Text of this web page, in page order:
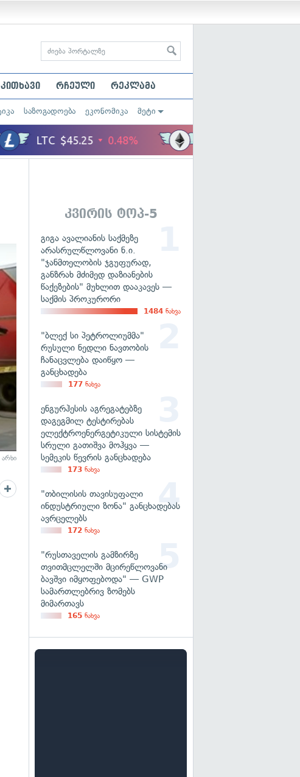
რჩეული რეკლამა
საზოგადოება ეკონომიკა მეტი
კვირის ტოპ-5
გიგა ავალიანის საქმეზე
არასრულწლოვანი ნ.ი.
"ჯანმთელობის ჯგუფურად,
განზრახ მძიმედ დაზიანების
წაქეზების" მუხლით დააკავეს —
საქმის პროკურორი
1484 ნახვა
"ბლექ სი პეტროლიუმმა"
რუსული ნედლი ნავთობის
ჩანაცვლება დაიწყო —
განცხადება
177 ნახვა
ენგურჰესის აგრეგატებზე
დაგეგმილ ტესტირებას
ელექტროენერგეტიკული სისტემის
სრული გათიშვა მოჰყვა —
სემეკის წევრის განცხადება
173 ნახვა
"თბილისის თავისუფალი
ინდუსტრიული ზონა" განცხადებას
ავრცელებს
172 ნახვა
"რუსთაველის გამზირზე
თვითმცლელში მცირეწლოვანი
ბავშვი იმყოფებოდა" — GWP
სამართლებრივ ზომებს
მიმართავს
165 ნახვა